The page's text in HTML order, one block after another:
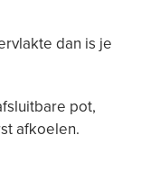
dan is je
pot,
afkoelen.